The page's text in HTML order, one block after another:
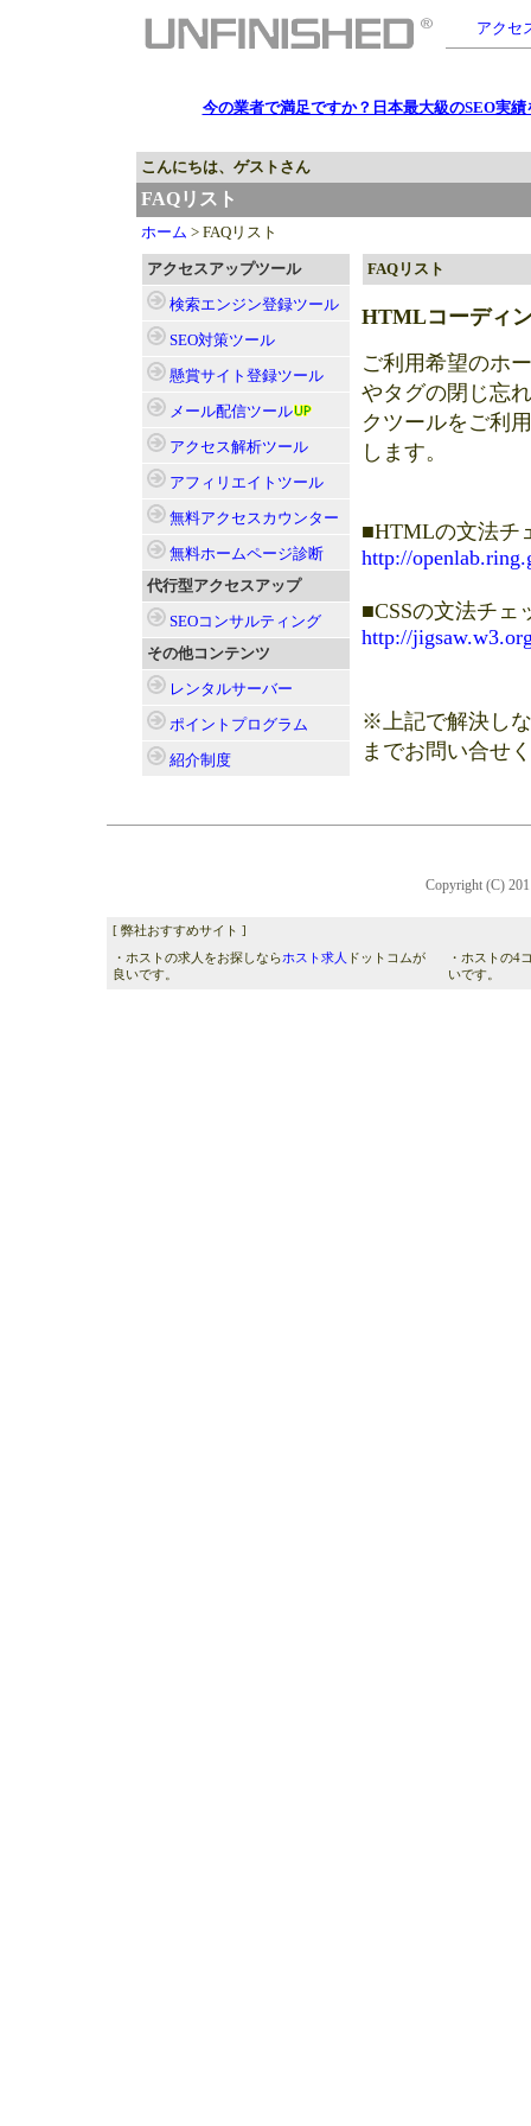
アクセ
今の業者で満足ですか？日本最大級のSEO実
こんにちは、ゲストさん
FAQリスト
ホーム > FAQリスト
アクセスアップツール
検索エンジン登録ツール
SEO対策ツール
懸賞サイト登録ツール
メール配信ツール
アクセス解析ツール
アフィリエイト ツール
無料アクセスカウンター
無料ホームページ診断
代行型アクセスアップ
SEOコンサルティング
その他コンテンツ
レンタルサーバー
ポイントプログラム
紹介制度
FAQリスト
HTMLコーディ
ご利用希望のホ
やタグの閉じ忘
クツールをご利
します。
■HTMLの文法チ
http://
■CSSの文法チェ
http://
※上記で解決し
までお問い合せ
Copyright (C)
[ 弊社おすすめサイト ]
・ホストの求人をお探しならホスト求人 ドットコムが
良いです。
・ホストの4
いです。